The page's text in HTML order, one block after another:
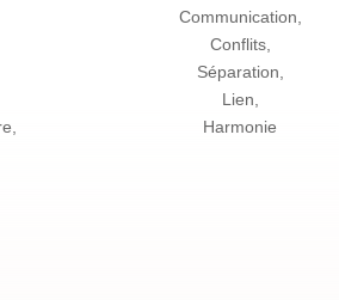
Communication,
Conflits,
Séparation,
Lien,
Harmonie